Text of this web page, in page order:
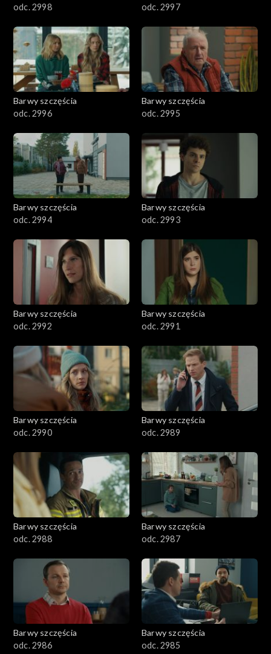
2501–2600
2401–2500
2301–2400
2201–2300
2101–2200
2001–2100
1801–1900
1701–1800
1601–1700
1501–1600
1401–1500
1301–1400
1101–1200
1001–1100
901–1000
801–900
782–800
odc. 2998
odc. 2997
Barwy szczęścia
odc. 2996
Barwy szczęścia
odc. 2995
Barwy szczęścia
odc. 2994
Barwy szczęścia
odc. 2993
Barwy szczęścia
odc. 2992
Barwy szczęścia
odc. 2991
Barwy szczęścia
odc. 2990
Barwy szczęścia
odc. 2989
Barwy szczęścia
odc. 2988
Barwy szczęścia
odc. 2987
Barwy szczęścia
odc. 2986
Barwy szczęścia
odc. 2985